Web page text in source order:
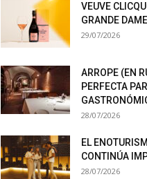
VEUVE
GRANDE
29/07/2026
ARROPE (EN
PERFECTA
28/07/2026
EL
CONTINÚA
28/07/2026